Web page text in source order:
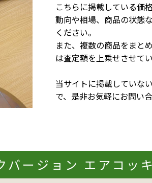
こちらに掲載している価
動向や相場、商品の状態
ください。
また、複数の商品をまと
は査定額を上乗せさせて
当サイトに掲載していな
で、是非お気軽にお問い
ージョン エアコッ